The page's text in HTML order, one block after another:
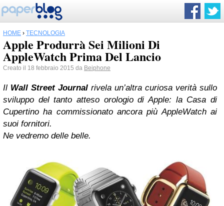
HOME › TECNOLOGIA
Apple Produrrà Sei Milioni Di
AppleWatch Prima Del Lancio
Creato il 18 febbraio 2015 da Beiphone
Il Wall Street Journal rivela un’altra curiosa verità sullo
sviluppo del tanto atteso orologio di Apple: la Casa di
Cupertino ha commissionato ancora più AppleWatch ai
suoi fornitori.
Ne vedremo delle belle.